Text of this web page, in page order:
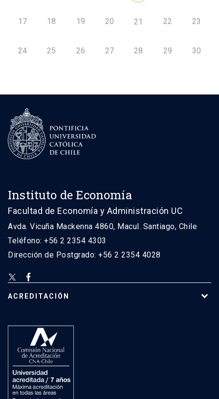
17 18 19 20 21 22 23
24 25 26 27 28 29 30
Instituto de Economía
Facultad de Economía y Administración UC
Avda. Vicuña Mackenna 4860, Macul. Santiago, Chile
Teléfono: +56 2 2354 4303
Dirección de Postgrado: +56 2 2354 4028
ACREDITACIÓN